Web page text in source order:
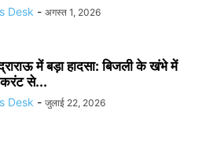
Desk - अगस्त 1, 2026
में बड़ा हादसा: बिजली के खंभे में
से...
Desk - जुलाई 22, 2026